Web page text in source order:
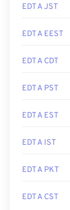
EDT A JST
EDT A EEST
EDT A CDT
EDT A PST
EDT A EST
EDT A IST
EDT A PKT
EDT A CST